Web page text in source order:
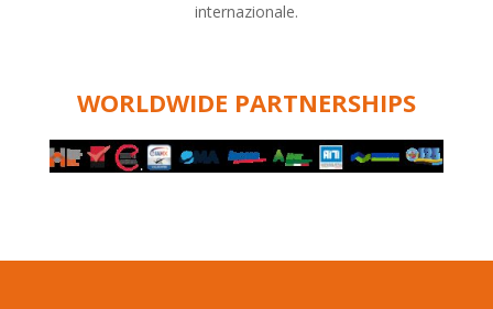
internazionale.
WORLDWIDE PARTNERSHIPS